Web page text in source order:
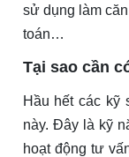
sử dụng làm
toán…
Tại sao cần
Hầu hết các kỹ
này. Đây là kỹ
hoạt động tư